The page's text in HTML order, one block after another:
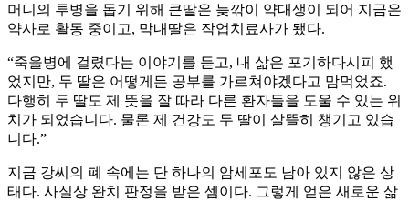
머니의 투병을 돕기 위해 큰딸은 늦깎이 약대생이 되어 지금은
약사로 활동 중이고, 막내딸은 작업치료사가 됐다.
“죽을병에 걸렸다는 이야기를 듣고, 내 삶은 포기하다시피 했
었지만, 두 딸은 어떻게든 공부를 가르쳐야겠다고 맘먹었죠.
다행히 두 딸도 제 뜻을 잘 따라 다른 환자들을 도울 수 있는 위
치가 되었습니다. 물론 제 건강도 두 딸이 살뜰히 챙기고 있습
니다.”
지금 강씨의 폐 속에는 단 하나의 암세포도 남아 있지 않은 상
태다. 사실상 완치 판정을 받은 셈이다. 그렇게 얻은 새로운 삶